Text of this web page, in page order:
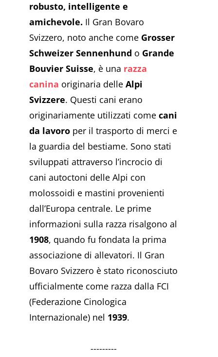
robusto, intelligente e
amichevole. Il Gran Bovaro
Svizzero, noto anche come Grosser
Schweizer Sennenhund o Grande
Bouvier Suisse, è una razza
canina originaria delle Alpi
Svizzere. Questi cani erano
originariamente utilizzati come cani
da lavoro per il trasporto di merci e
la guardia del bestiame. Sono stati
sviluppati attraverso l’incrocio di
cani autoctoni delle Alpi con
molossoidi e mastini provenienti
dall’Europa centrale. Le prime
informazioni sulla razza risalgono al
1908, quando fu fondata la prima
associazione di allevatori. Il Gran
Bovaro Svizzero è stato riconosciuto
ufficialmente come razza dalla FCI
(Federazione Cinologica
Internazionale) nel 1939.
---------